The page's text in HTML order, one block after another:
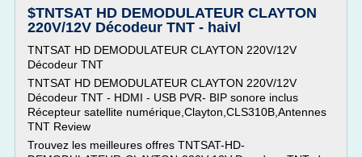
$TNTSAT HD DEMODULATEUR CLAYTON
220V/12V Décodeur TNT - haivl
TNTSAT HD DEMODULATEUR CLAYTON 220V/12V
Décodeur TNT
TNTSAT HD DEMODULATEUR CLAYTON 220V/12V
Décodeur TNT - HDMI - USB PVR- BIP sonore inclus
Récepteur satellite numérique,Clayton,CLS310B,Antennes
TNT Review
Trouvez les meilleures offres TNTSAT-HD-